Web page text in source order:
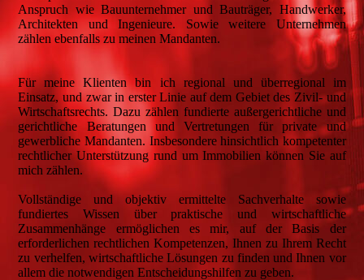
Anspruch wie Bauunternehmer und Bauträger, Handwerker,
Architekten und Ingenieure. Sowie weitere Unternehmen
zählen ebenfalls zu meinen Mandanten.
Für meine Klienten bin ich regional und überregional im
Einsatz, und zwar in erster Linie auf dem Gebiet des Zivil- und
Wirtschaftsrechts. Dazu zählen fundierte außergerichtliche und
gerichtliche Beratungen und Vertretungen für private und
gewerbliche Mandanten. Insbesondere hinsichtlich kompetenter
rechtlicher Unterstützung rund um Immobilien können Sie auf
mich zählen.
Vollständige und objektiv ermittelte Sachverhalte sowie
fundiertes Wissen über praktische und wirtschaftliche
Zusammenhänge ermöglichen es mir, auf der Basis der
erforderlichen rechtlichen Kompetenzen, Ihnen zu Ihrem Recht
zu verhelfen, wirtschaftliche Lösungen zu finden und Ihnen vor
allem die notwendigen Entscheidungshilfen zu geben.